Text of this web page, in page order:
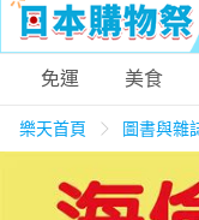
購物網分類
天天免運 美
免運 美食
樂天首頁 圖書與雜